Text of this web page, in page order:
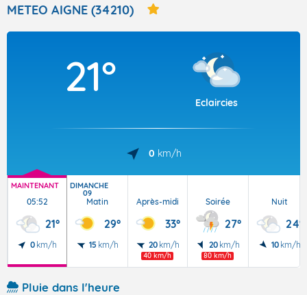
Articles
METEO AIGNE (34210)
21°
Eclaircies
0 km/h
MAINTENANT
05:52
21°
0 km/h
DIMANCHE
09
Matin
29°
15 km/h
Après-midi
33°
20 km/h
40 km/h
Soirée
27°
20 km/h
80 km/h
Nuit
24°
10 km/h
Pluie dans l'heure